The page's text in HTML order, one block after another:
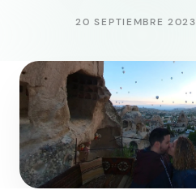
20 SEPTIEMBRE 2023